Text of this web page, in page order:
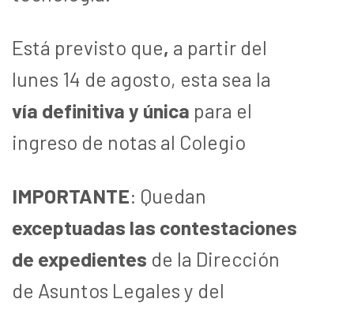
Está previsto que, a partir del
lunes 14 de agosto, esta sea la
vía definitiva y única para el
ingreso de notas al Colegio
IMPORTANTE: Quedan
exceptuadas las contestaciones
de expedientes de la Dirección
de Asuntos Legales y del